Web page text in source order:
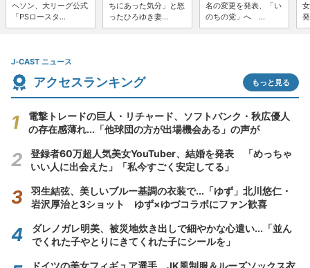
ヘソン、大リーグ公式
「PSロースタ...
ちにあった気分」と怒
ったひろゆき妻...
名の変更を発表、「い
のちの党」へ ...
J-CAST ニュース
アクセスランキング もっと見る
電撃トレードの巨人・リチャード、ソフトバンク・秋広優人
の存在感薄れ...「他球団の方が出場機会ある」の声が
登録者60万超人気美女YouTuber、結婚を発表 「めっちゃ
いい人に出会えた」「私今すごく安定してる」
羽生結弦、美しいブルー基調の衣装で...「ゆず」北川悠仁・
岩沢厚治と3ショット ゆず×ゆづコラボにファン歓喜
ダレノガレ明美、被災地炊き出しで細やかな心遣い...「並ん
でくれた子やとりにきてくれた子にシールを」
ドイツの美女フィギュア選手、JK風制服＆ルーズソックス衣